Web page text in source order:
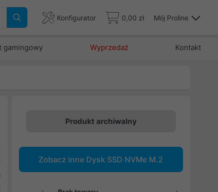
Konfigurator 0,00 zł Mój Proline
gamingowy Wyprzedaż Kontakt
Produkt archiwalny
Zobacz inne Dysk SSD NVMe M.2